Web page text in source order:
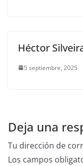
Héctor
5 septiembre, 2025
Deja una
Tu dirección de
Los campos